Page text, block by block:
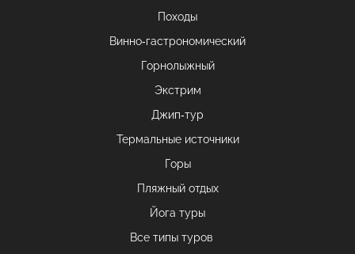
Походы
Винно-гастрономический
Горнолыжный
Экстрим
Джип-тур
Термальные источники
Горы
Пляжный отдых
Йога туры
Все типы туров